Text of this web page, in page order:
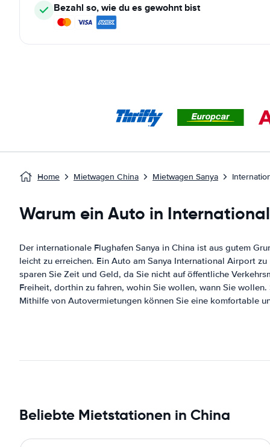
Bezahl so, wie du es gewohnt bist
Home Mietwagen China Mietwagen Sanya
Warum ein Auto in
Der internationale Flughafen Sanya in China ist aus gutem
leicht zu erreichen. Ein Auto am Sanya International Airport
sparen Sie Zeit und Geld, da Sie nicht auf öffentliche
Freiheit, dorthin zu fahren, wohin Sie wollen, wann Sie
Mithilfe von Autovermietungen können Sie eine komfortable
Beliebte Mietstationen in China